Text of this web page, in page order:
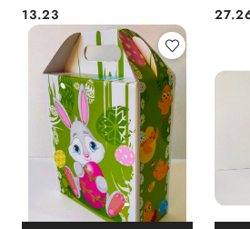
Cena:
13.23 Cena: